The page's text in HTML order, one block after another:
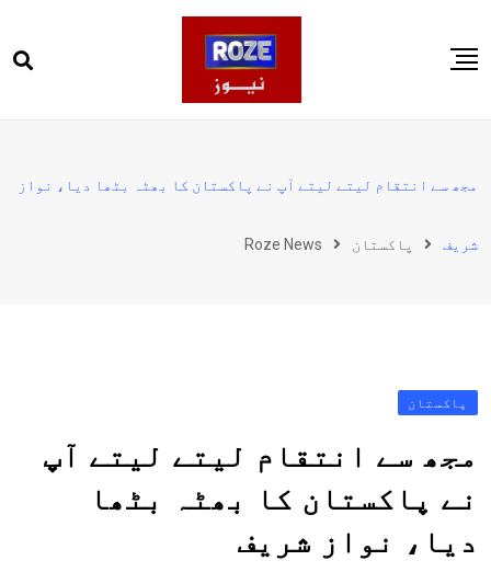
to
پاکستان
کھیل
مجھ سے انتقام لیتے لیتے آپ نے پاکستان کا بھٹہ بٹھا دیا، نواز
شریف پاکستان Roze News
پاکستان
مجھ سے انتقام لیتے لیتے آپ
نے پاکستان کا بھٹہ بٹھا
دیا، نواز شریف